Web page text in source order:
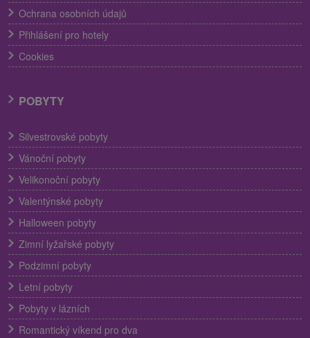
Ochrana osobních údajů
Přihlášení pro hotely
Cookies
POBYTY
Silvestrovské pobyty
Vánoční pobyty
Velikonoční pobyty
Valentýnské pobyty
Halloween pobyty
Zimní lyžařské pobyty
Podzimní pobyty
Letní pobyty
Pobyty v lázních
Romantický víkend pro dva